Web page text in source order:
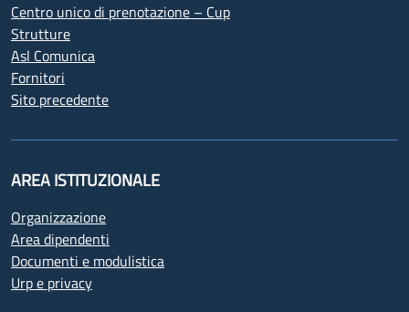
Centro unico di prenotazione – Cup
Strutture
Asl Comunica
Fornitori
Sito precedente
AREA ISTITUZIONALE
Organizzazione
Area dipendenti
Documenti e modulistica
Urp e privacy